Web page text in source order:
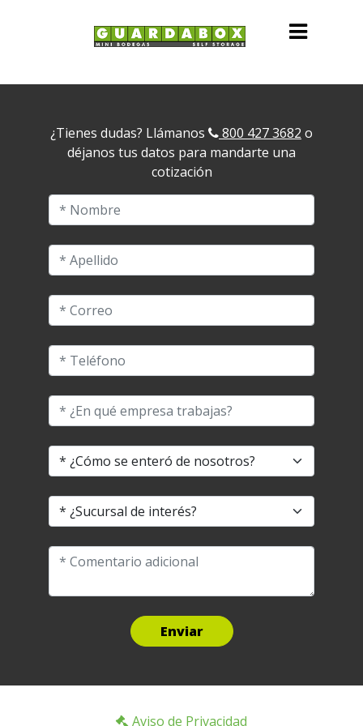
¿Tienes dudas? Llámanos 800 427 3682 o
déjanos tus datos para mandarte una
cotización
Aviso de Privacidad